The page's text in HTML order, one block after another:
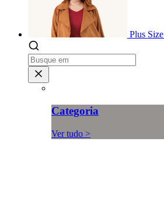
Plus Size
Categoria
Ver tudo >